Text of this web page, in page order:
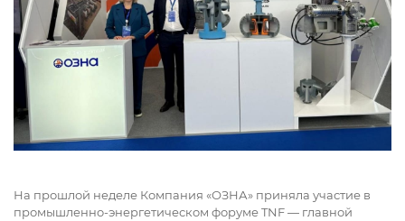
На прошлой неделе Компания «ОЗНА» приняла участие в
промышленно-энергетическом форуме TNF — главной